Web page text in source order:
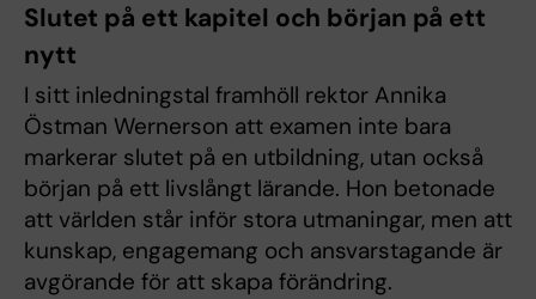
Slutet på ett kapitel och början på ett
nytt
I sitt inledningstal framhöll rektor Annika
Östman Wernerson att examen inte bara
markerar slutet på en utbildning, utan också
början på ett livslångt lärande. Hon betonade
att världen står inför stora utmaningar, men att
kunskap, engagemang och ansvarstagande är
avgörande för att skapa förändring.